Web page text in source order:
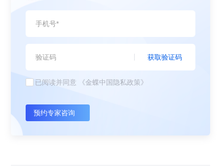
获取验证码
已阅读并同意 《金蝶中国隐私政策》
预约专家咨询